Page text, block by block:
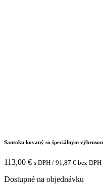
Santoku kovaný so špeciálnym
113,00 € s DPH / 91,87 € bez DPH
Dostupné na objednávku